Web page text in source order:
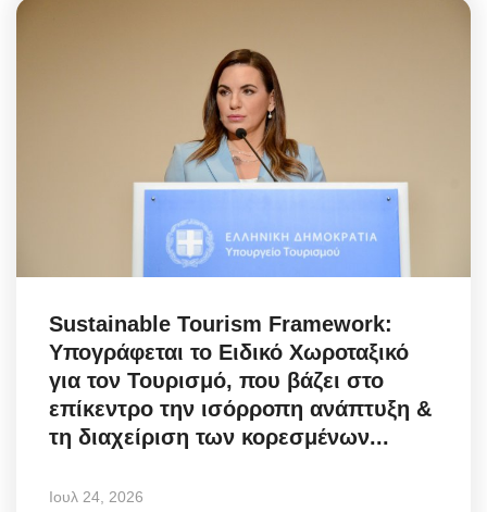
Sustainable Tourism Framework:
Υπογράφεται το Ειδικό Χωροταξικό
για τον Τουρισμό, που βάζει στο
επίκεντρο την ισόρροπη ανάπτυξη &
τη διαχείριση των κορεσμένων...
Ιουλ 24, 2026